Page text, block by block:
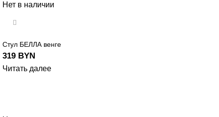
Нет в наличии
Стул БЕЛЛА венге
319 BYN
Читать далее